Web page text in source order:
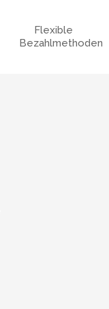
Flexible
Bezahlmethoden